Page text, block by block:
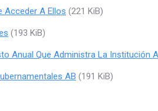
Acceder A Ellos (221 KiB)
(193 KiB)
Anual Que Administra La Institución
AB (191 KiB)